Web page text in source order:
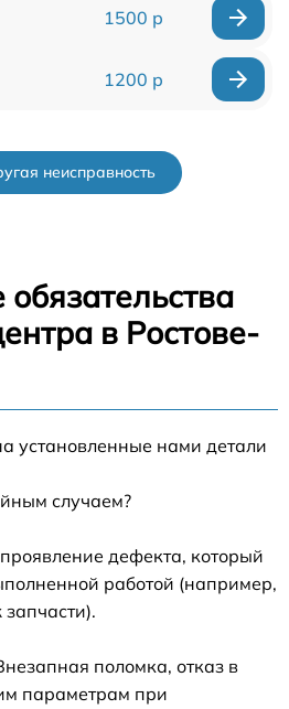
1500 р
1200 р
неисправность
в Ростове-
установленные нами детали
случаем?
дефекта, который
работой (например,
поломка, отказ в
параметрам при